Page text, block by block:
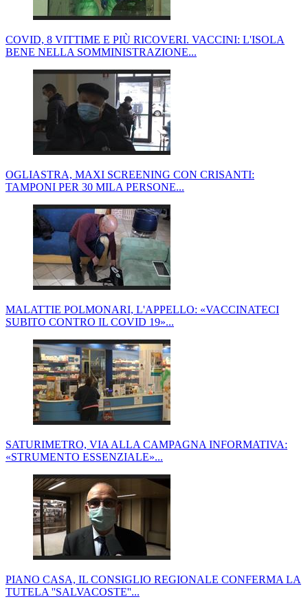
COVID, 8 VITTIME E PIÙ RICOVERI. VACCINI: L'ISOLA
BENE NELLA SOMMINISTRAZIONE...
OGLIASTRA, MAXI SCREENING CON CRISANTI:
TAMPONI PER 30 MILA PERSONE...
MALATTIE POLMONARI, L'APPELLO: «VACCINATECI
SUBITO CONTRO IL COVID 19»...
SATURIMETRO, VIA ALLA CAMPAGNA INFORMATIVA:
«STRUMENTO ESSENZIALE»...
PIANO CASA, IL CONSIGLIO REGIONALE CONFERMA LA
TUTELA ''SALVACOSTE''...